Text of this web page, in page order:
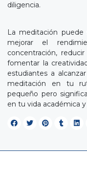
diligencia.
La meditación puede
mejorar el
concentración,
fomentar la
estudiantes a
meditación en tu
pequeño pero
en tu vida académica y